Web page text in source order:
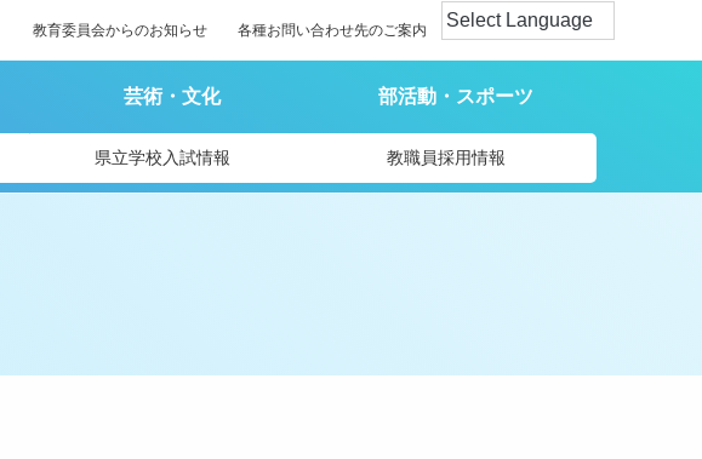
教育委員会からのお知らせ 各種お問い合わせ先のご案内
芸術・文化 部活動・スポーツ
県立学校入試情報 教職員採用情報